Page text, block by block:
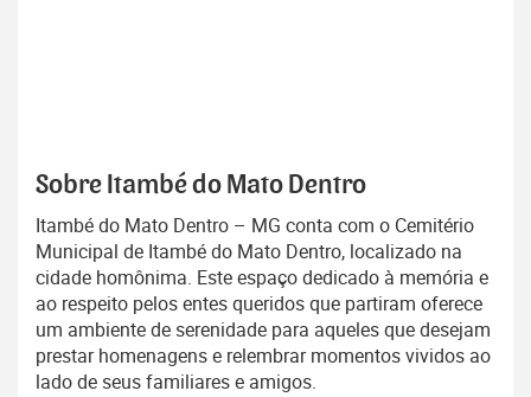
Sobre Itambé do Mato Dentro
Itambé do Mato Dentro – MG conta com o Cemitério
Municipal de Itambé do Mato Dentro, localizado na
cidade homônima. Este espaço dedicado à memória e
ao respeito pelos entes queridos que partiram oferece
um ambiente de serenidade para aqueles que desejam
prestar homenagens e relembrar momentos vividos ao
lado de seus familiares e amigos.